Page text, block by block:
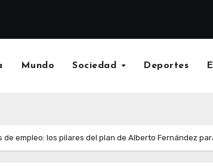
Mundo Sociedad Deportes
de empleo: los pilares del plan de Alberto Fernández